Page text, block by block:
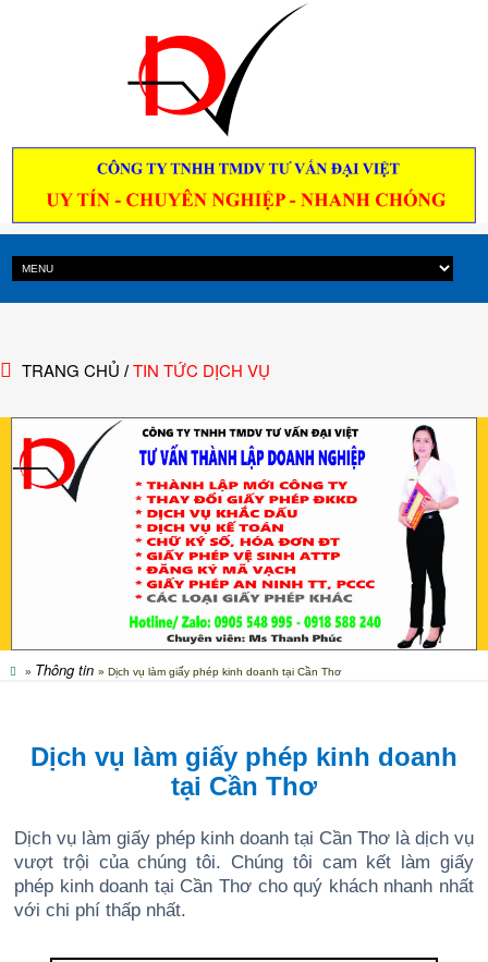
TRANG CHỦ / TIN TỨC DỊCH VỤ
» Thông tin » Dịch vụ làm giấy phép kinh doanh tại Cần Thơ
Dịch vụ làm giấy phép kinh doanh
tại Cần Thơ
Dịch vụ làm giấy phép kinh doanh tại Cần Thơ là dịch vụ
vượt trội của chúng tôi. Chúng tôi cam kết làm giấy
phép kinh doanh tại Cần Thơ cho quý khách nhanh nhất
với chi phí thấp nhất.